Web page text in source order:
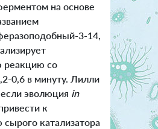
на основе
3-14,
реакцию со
0,6 в минуту. Лилли
если эволюция in
к
сырого катализатора